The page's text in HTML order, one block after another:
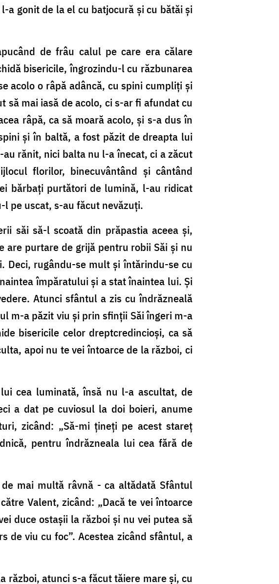
a gonit de la el cu batjocură și cu bătăi și
de frâu calul pe care era călare
bisericile, îngrozindu-l cu răzbunarea
acolo o râpă adâncă, cu spini cumpliți și
să mai iasă de acolo, ci s-ar fi afundat cu
râpă, ca să moară acolo, și s-a dus în
și în baltă, a fost păzit de dreapta lui
rănit, nici balta nu l-a înecat, ci a zăcut
florilor, binecuvântând și cântând
bărbați purtători de lumină, l-au ridicat
l pe uscat, s-au făcut nevăzuți.
săi să-l scoată din prăpastia aceea și,
are purtare de grijă pentru robii Săi și nu
Deci, rugându-se mult și întărindu-se cu
împăratului și a stat înaintea lui. Și
Atunci sfântul a zis cu îndrăzneală
m-a păzit viu și prin sfinții Săi îngeri m-a
bisericile celor dreptcredincioși, ca să
apoi nu te vei întoarce de la război, ci
cea luminată, însă nu l-a ascultat, de
a dat pe cuviosul la doi boieri, anume
zicând: „Să-mi țineți pe acest stareț
pentru îndrăzneala lui cea fără de
mai multă râvnă - ca altădată Sfântul
Valent, zicând: „Dacă te vei întoarce
duce ostașii la război și nu vei putea să
de viu cu foc”. Acestea zicând sfântul, a
război, atunci s-a făcut tăiere mare și, cu